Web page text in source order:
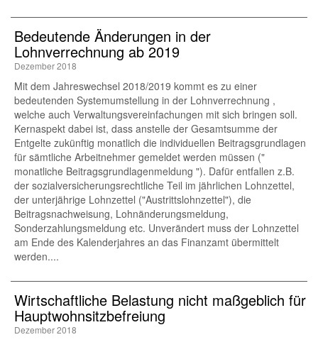
Bedeutende Änderungen in der
Lohnverrechnung ab 2019
Dezember 2018
Mit dem Jahreswechsel 2018/2019 kommt es zu einer
bedeutenden Systemumstellung in der Lohnverrechnung ,
welche auch Verwaltungsvereinfachungen mit sich bringen soll.
Kernaspekt dabei ist, dass anstelle der Gesamtsumme der
Entgelte zukünftig monatlich die individuellen Beitragsgrundlagen
für sämtliche Arbeitnehmer gemeldet werden müssen ("
monatliche Beitragsgrundlagenmeldung "). Dafür entfallen z.B.
der sozialversicherungsrechtliche Teil im jährlichen Lohnzettel,
der unterjährige Lohnzettel ("Austrittslohnzettel"), die
Beitragsnachweisung, Lohnänderungsmeldung,
Sonderzahlungsmeldung etc. Unverändert muss der Lohnzettel
am Ende des Kalenderjahres an das Finanzamt übermittelt
werden....
Wirtschaftliche Belastung nicht maßgeblich für
Hauptwohnsitzbefreiung
Dezember 2018